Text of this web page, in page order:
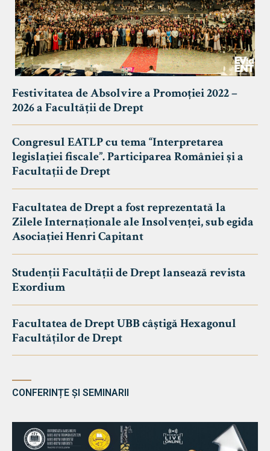
Festivitatea de Absolvire a Promoției 2022 –
2026 a Facultății de Drept
Congresul EATLP cu tema “Interpretarea
legislației fiscale”. Participarea României și a
Facultații de Drept
Facultatea de Drept a fost reprezentată la
Zilele Internaționale ale Insolvenței, sub egida
Asociației Henri Capitant
Studenții Facultății de Drept lansează revista
Exordium
Facultatea de Drept UBB câștigă Hexagonul
Facultăților de Drept
CONFERINȚE ȘI SEMINARII